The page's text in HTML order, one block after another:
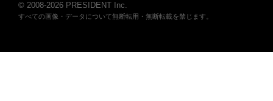
© 2008-2026 PRESIDENT Inc.
すべての画像・データについて無断転用・無断転載を禁じます。